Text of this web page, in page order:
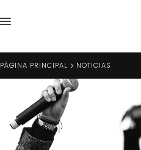
PÁGINA PRINCIPAL NOTICIAS